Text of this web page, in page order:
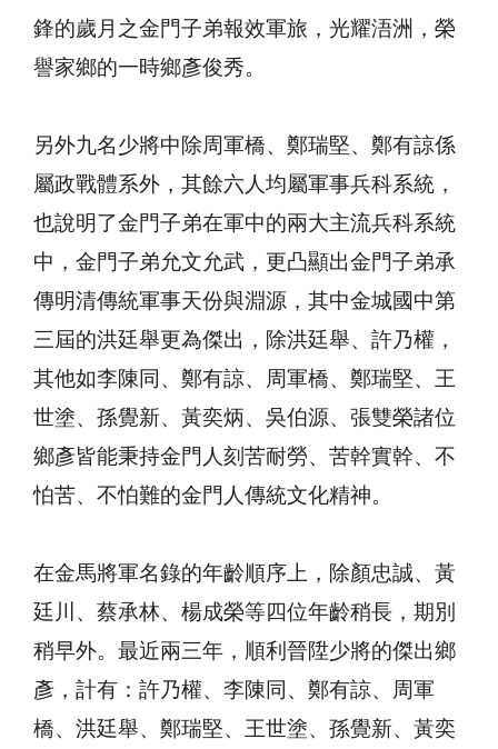
鋒的歲月之金門子弟報效軍旅，光耀浯洲，榮
譽家鄉的一時鄉彥俊秀。
另外九名少將中除周軍橋、鄭瑞堅、鄭有諒係
屬政戰體系外，其餘六人均屬軍事兵科系統，
也說明了金門子弟在軍中的兩大主流兵科系統
中，金門子弟允文允武，更凸顯出金門子弟承
傳明清傳統軍事天份與淵源，其中金城國中第
三屆的洪廷舉更為傑出，除洪廷舉、許乃權，
其他如李陳同、鄭有諒、周軍橋、鄭瑞堅、王
世塗、孫覺新、黃奕炳、吳伯源、張雙榮諸位
鄉彥皆能秉持金門人刻苦耐勞、苦幹實幹、不
怕苦、不怕難的金門人傳統文化精神。
在金馬將軍名錄的年齡順序上，除顏忠誠、黃
廷川、蔡承林、楊成榮等四位年齡稍長，期別
稍早外。最近兩三年，順利晉陞少將的傑出鄉
彥，計有：許乃權、李陳同、鄭有諒、周軍
橋、洪廷舉、鄭瑞堅、王世塗、孫覺新、黃奕